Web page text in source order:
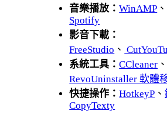
音樂播放：WinAMP 、
Spotify
影音下載：
FreeStudio 、
系統工具：CCleaner 、
RevoUninstaller 軟體
快捷操作：HotkeyP 、
CopyTexty